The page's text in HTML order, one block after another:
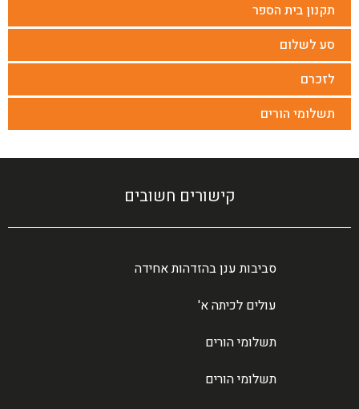
תקנון בית הספר
סע לשלום
לזכרם
תשלומי הורים
קישורים חשובים
סביבות ענן בהזדהות אחידה
עולים לכיתה א'
תשלומי הורים
תשלומי הורים